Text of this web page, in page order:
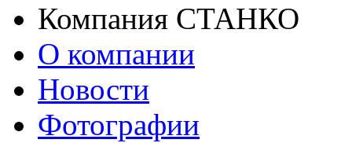
Компания СТАНКО
О компании
Новости
Фотографии